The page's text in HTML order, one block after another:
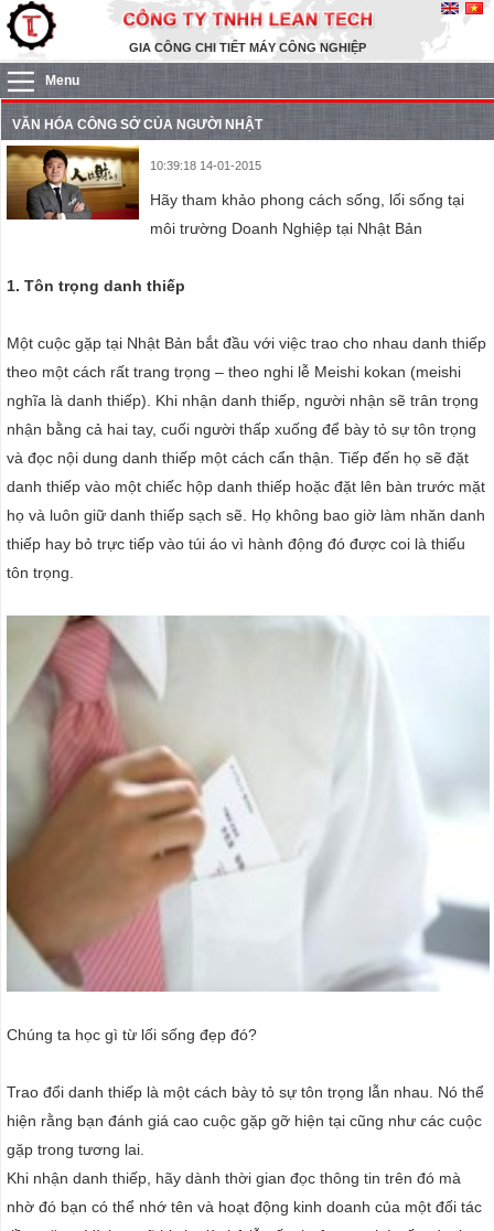
GIA CÔNG CHI TIẾT MÁY CÔNG NGHIỆP
Menu
VĂN HÓA CÔNG SỞ CỦA NGƯỜI NHẬT
10:39:18 14-01-2015
Hãy tham khảo phong cách sống, lối sống tại
môi trường Doanh Nghiệp tại Nhật Bản
1. Tôn trọng danh thiếp
Một cuộc gặp tại Nhật Bản bắt đầu với việc trao cho nhau danh thiếp
theo một cách rất trang trọng – theo nghi lễ Meishi kokan (meishi
nghĩa là danh thiếp). Khi nhận danh thiếp, người nhận sẽ trân trọng
nhận bằng cả hai tay, cuối người thấp xuống để bày tỏ sự tôn trọng
và đọc nội dung danh thiếp một cách cẩn thận. Tiếp đến họ sẽ đặt
danh thiếp vào một chiếc hộp danh thiếp hoặc đặt lên bàn trước mặt
họ và luôn giữ danh thiếp sạch sẽ. Họ không bao giờ làm nhăn danh
thiếp hay bỏ trực tiếp vào túi áo vì hành động đó được coi là thiếu
tôn trọng.
Chúng ta học gì từ lối sống đẹp đó?
Trao đổi danh thiếp là một cách bày tỏ sự tôn trọng lẫn nhau. Nó thể
hiện rằng bạn đánh giá cao cuộc gặp gỡ hiện tại cũng như các cuộc
gặp trong tương lai.
Khi nhận danh thiếp, hãy dành thời gian đọc thông tin trên đó mà
nhờ đó bạn có thể nhớ tên và hoạt động kinh doanh của một đối tác